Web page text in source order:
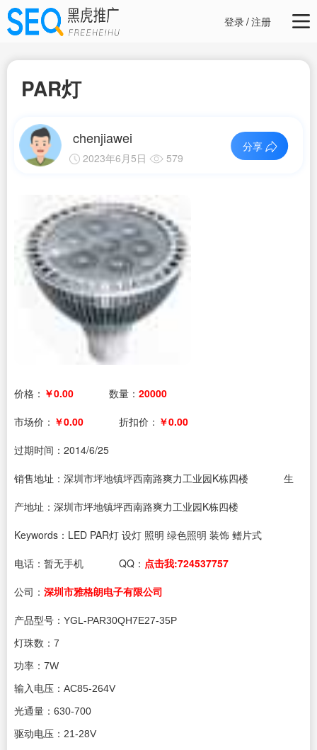
登录/注册
PAR灯
chenjiawei
2023年6月5日 579
分享
价格： ￥0.00 数量： 20000
市场价： ￥0.00 折扣价： ￥0.00
过期时间： 2014/6/25
销售地址：深圳市坪地镇坪西南路爽力工业园K栋四楼
生
产地址：深圳市坪地镇坪西南路爽力工业园K栋四楼
Keywords：LED PAR灯 设灯 照明 绿色照明 装饰 鳍片式
电话： 暂无手机 QQ： 点击我:724537757
公司： 深圳市雅格朗电子有限公司
产品型号：YGL-PAR30QH7E27-35P
灯珠数：7
功率：7W
输入电压：AC85-264V
光通量：630-700
驱动电压：21-28V